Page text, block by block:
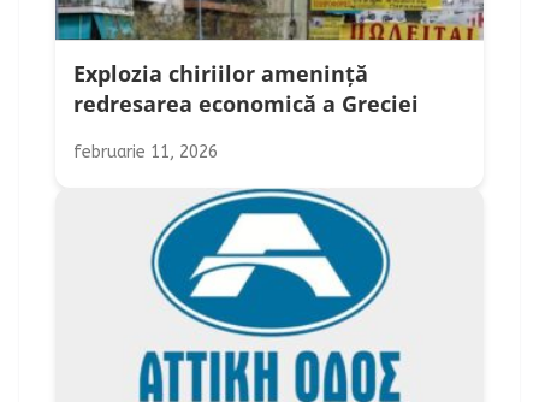
Explozia chiriilor amenință
redresarea economică a Greciei
februarie 11, 2026